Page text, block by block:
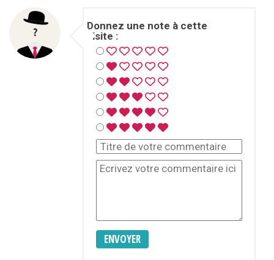
Donnez une note à cette
visite :
ENVOYER